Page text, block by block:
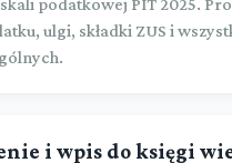
podatkowej PIT 2025.
ulgi, składki ZUS i
i wpis do księgi